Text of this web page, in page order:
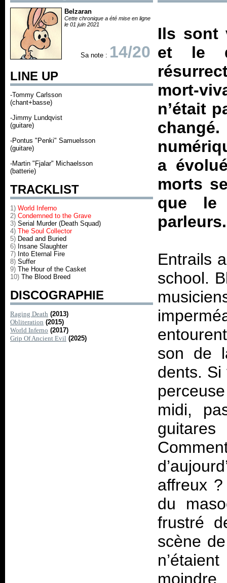
Belzaran
Cette chronique a été mise en ligne
le 01 juin 2021
Sa note : 14/20
LINE UP
-Tommy Carlsson
(chant+basse)
-Jimmy Lundqvist
(guitare)
-Pontus "Penki" Samuelsson
(guitare)
-Martin "Fjalar" Michaelsson
(batterie)
TRACKLIST
1) World Inferno
2) Condemned to the Grave
3) Serial Murder (Death Squad)
4) The Soul Collector
5) Dead and Buried
6) Insane Slaughter
7) Into Eternal Fire
8) Suffer
9) The Hour of the Casket
10) The Blood Breed
DISCOGRAPHIE
Raging Death (2013)
Obliteration (2015)
World Inferno (2017)
Grip Of Ancient Evil (2025)
Ils sont
et le
mort-
n’était
a
morts
que le
Entrails
school.
son de
dents. Si
midi,
affreux ?
du
frustré
scène